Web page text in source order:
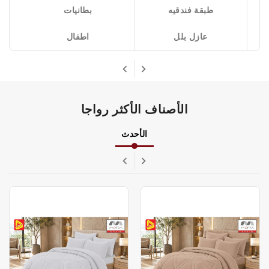
طبقة فندقيه بطانيات
عازل بلل اطفال
الأصناف الأكثر رواجا
الأحدث